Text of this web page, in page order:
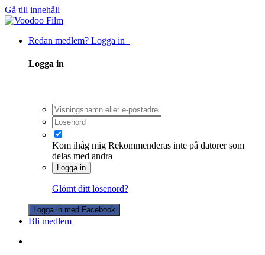
Gå till innehåll
Redan medlem? Logga in
Logga in
Kom ihåg mig Rekommenderas inte på datorer som
delas med andra
Logga in
Glömt ditt lösenord?
Logga in med Facebook
Bli medlem